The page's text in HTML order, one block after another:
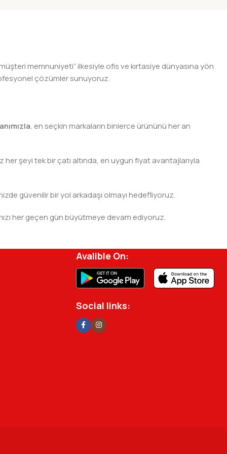
memnuniyeti” ilkesiyle ofis ve kırtasiye dünyasına yön
çözümler sunuyoruz.
, en seçkin markaların binlerce ürününü her an
şeyi tek bir çatı altında, en uygun fiyat avantajlarıyla
güvenilir bir yol arkadaşı olmayı hedefliyoruz.
her geçen gün büyütmeye devam ediyoruz.
Avalible On:
Social links: